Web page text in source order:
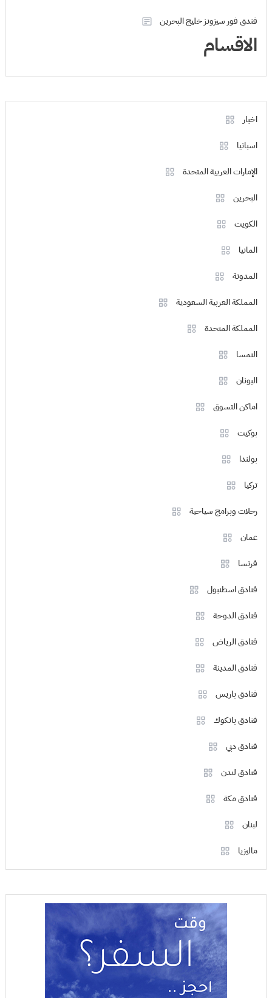
فندق فور سيزونز خليج البحرين
الاقسام
اخبار
اسبانيا
الإمارات العربية المتحدة
البحرين
الكويت
المانيا
المدونة
المملكة العربية السعودية
المملكة المتحدة
النمسا
اليونان
اماكن التسوق
بوكيت
بولندا
تركيا
رحلات وبرامج سياحية
عمان
فرنسا
فنادق اسطنبول
فنادق الدوحة
فنادق الرياض
فنادق المدينة
فنادق باريس
فنادق بانكوك
فنادق دبي
فنادق لندن
فنادق مكة
لبنان
ماليزيا